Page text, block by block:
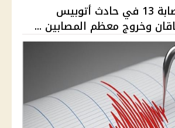
وفاة طفل وإصابة 13 في حادث أتوبيس
وخروج معظم المصابين ...